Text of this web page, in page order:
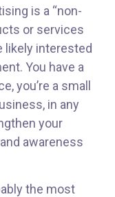
is a “non-
or services
likely interested
You have a
you’re a small
in any
your
awareness
the most